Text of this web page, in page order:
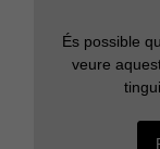
És possible
veure